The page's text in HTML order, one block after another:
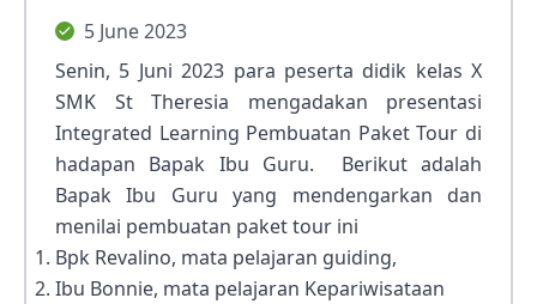
5 June 2023
Senin, 5 Juni 2023 para peserta didik kelas X
SMK St Theresia mengadakan presentasi
Integrated Learning Pembuatan Paket Tour di
hadapan Bapak Ibu Guru. Berikut adalah
Bapak Ibu Guru yang mendengarkan dan
menilai pembuatan paket tour ini
Bpk Revalino, mata pelajaran guiding,
Ibu Bonnie, mata pelajaran Kepariwisataan